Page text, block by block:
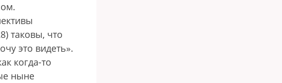
таковы, что
это видеть».
когда-то
ныне